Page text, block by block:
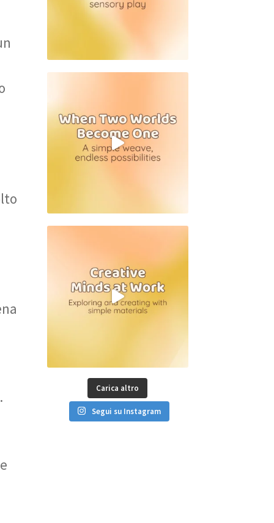
Carica altro
Segui su Instagram